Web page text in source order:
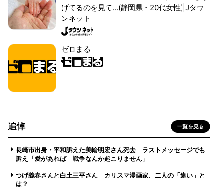
げてるのを見て...(静岡県・20代女性)|Jタウ
ンネット
ゼロまる
追悼 一覧を見る
長崎市出身・平和訴えた美輪明宏さん死去 ラストメッセージでも
訴え「愛があれば 戦争なんか起こりません」
つげ義春さんと白土三平さん カリスマ漫画家、二人の「違い」と
は？